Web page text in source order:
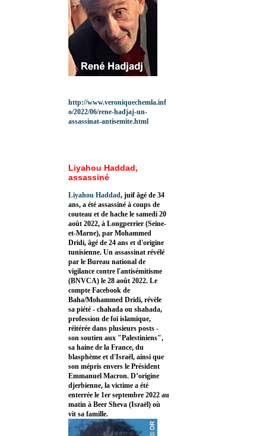
http://www.veroniquechemla.inf
o/2022/06/rene-hadjaj-un-
assassinat-antisemite.html
Liyahou Haddad,
assassiné
Liyahou Haddad, juif âgé de 34
ans, a été assassiné à coups de
couteau et de hache le samedi 20
août 2022, à Longperrier (Seine-
et-Marne), par Mohammed
Dridi, âgé de 24 ans et d'origine
tunisienne. Un assassinat révélé
par le Bureau national de
vigilance contre l'antisémitisme
(BNVCA) le 28 août 2022. Le
compte Facebook de
Baha/Mohammed Dridi, révèle
sa piété - chahada ou shahada,
profession de foi islamique,
réitérée dans plusieurs posts -
son soutien aux "Palestiniens",
sa haine de la France, du
blasphème et d'Israël, ainsi que
son mépris envers le Président
Emmanuel Macron. D’origine
djerbienne, la victime a été
enterrée le 1er septembre 2022 au
matin à Beer Sheva (Israël) où
vit sa famille.